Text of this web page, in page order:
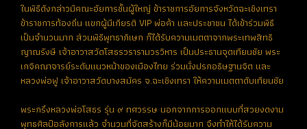
ในพิธีดังกล่าวมีคณะอัยการชั้นผู้ใหญ่ ข้าราชการอัยการจังหวัดฉะเชิงเทรา
ข้าราชการท้องถิ่น แขกผู้มีเกียรติ VIP พ่อค้า และประชาชน ได้เข้าร่วมพิธี
เป็นจำนวนมาก ส่วนพิธีพุทธาภิเษก ก็ได้รับความเมตตาจากพระเทพสิทธิ
ญาณรังษี เจ้าอาวาสวัดโสธรวรารามวรวิหาร เป็นประธานจุดเทียนชัย พระ
เกจิคณาจารย์ระดับแนวหน้าของเมืองไทย ร่วมนั่งปรกอธิษฐานจิต และ
หลวงพ่อฟู เจ้าอาวาสวัดบางสมัคร จ.ฉะเชิงเทรา ให้ความเมตตาดับเทียนชัย
พระกริ่งหลวงพ่อโสธร รุ่น ๙ ทศวรรษ นอกจากการออกแบบที่สวยงดงาม
พุทธศิลป์อลังการแล้ว จำนวนที่จัดสร้างก็มีน้อยมาก จึงทำให้ได้รับความ